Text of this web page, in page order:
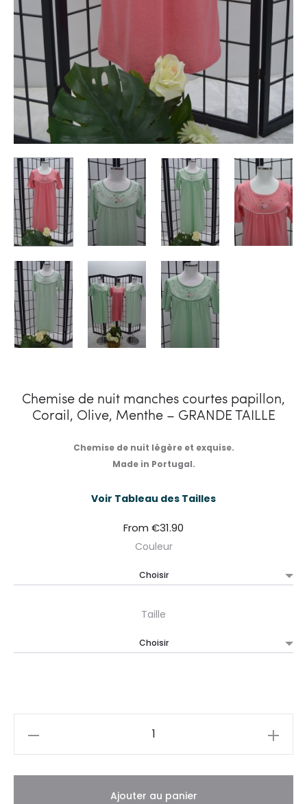
Chemise de nuit manches courtes papillon,
Corail, Olive, Menthe – GRANDE TAILLE
Chemise de nuit légère et exquise.
Made in Portugal.
Voir Tableau des Tailles
From €31.90
Couleur
Taille
Ajouter au panier